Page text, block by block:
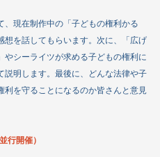
、現在制作中の「子どもの権利かる
想を話してもらいます。次に、「広げ
やシーライツが求める子どもの権利に
説明します。最後に、どんな法律や子
利を守ることになるのか皆さんと意見
開催）